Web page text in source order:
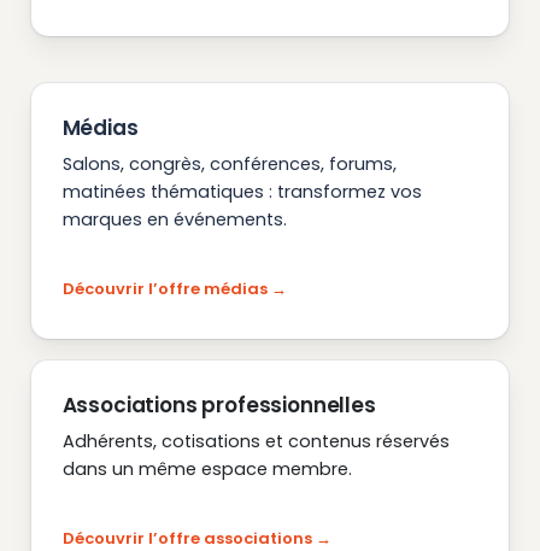
Médias
Salons, congrès, conférences, forums,
matinées thématiques : transformez vos
marques en événements.
Découvrir l’offre médias
Associations professionnelles
Adhérents, cotisations et contenus réservés
dans un même espace membre.
Découvrir l’offre associations